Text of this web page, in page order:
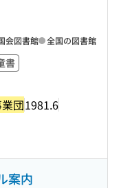
書
団1981.6
会図書館 全国の図書館
案内